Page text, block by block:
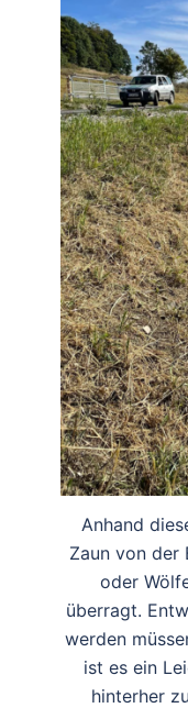
Anhand
Zaun von der
oder
überragt.
werden
ist es ein
hinterher